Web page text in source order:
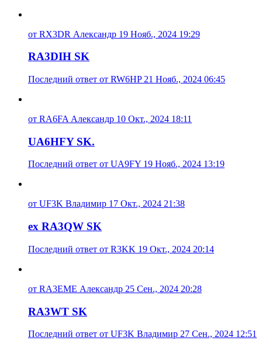
от RX3DR Александр 19 Нояб., 2024 19:29
RA3DIH SK
Последний ответ от RW6HP 21 Нояб., 2024 06:45
от RA6FA Александр 10 Окт., 2024 18:11
UA6HFY SK.
Последний ответ от UA9FY 19 Нояб., 2024 13:19
от UF3K Владимир 17 Окт., 2024 21:38
ex RA3QW SK
Последний ответ от R3KK 19 Окт., 2024 20:14
от RA3EME Александр 25 Сен., 2024 20:28
RA3WT SK
Последний ответ от UF3K Владимир 27 Сен., 2024 12:51